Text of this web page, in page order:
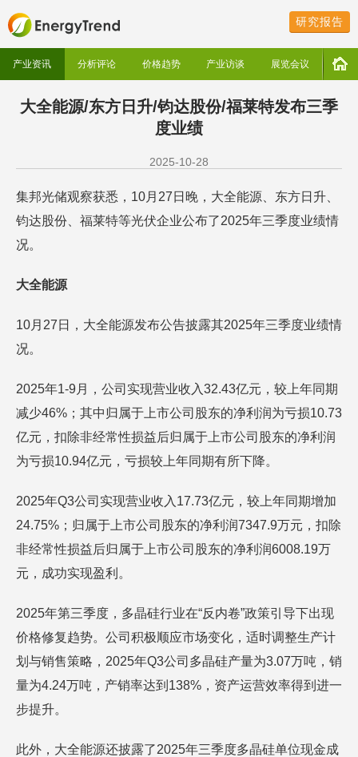
研究报告
产业资讯 分析评论 价格趋势 产业访谈 展览会议
大全能源/东方日升/钧达股份/福莱特发布三季
度业绩
2025-10-28
集邦光储观察获悉，10月27日晚，大全能源、东方日升、
钧达股份、福莱特等光伏企业公布了2025年三季度业绩情
况。
大全能源
10月27日，大全能源发布公告披露其2025年三季度业绩情
况。
2025年1-9月，公司实现营业收入32.43亿元，较上年同期
减少46%；其中归属于上市公司股东的净利润为亏损10.73
亿元，扣除非经常性损益后归属于上市公司股东的净利润
为亏损10.94亿元，亏损较上年同期有所下降。
2025年Q3公司实现营业收入17.73亿元，较上年同期增加
24.75%；归属于上市公司股东的净利润7347.9万元，扣除
非经常性损益后归属于上市公司股东的净利润6008.19万
元，成功实现盈利。
2025年第三季度，多晶硅行业在“反内卷”政策引导下出现
价格修复趋势。公司积极顺应市场变化，适时调整生产计
划与销售策略，2025年Q3公司多晶硅产量为3.07万吨，销
量为4.24万吨，产销率达到138%，资产运营效率得到进一
步提升。
此外，大全能源还披露了2025年三季度多晶硅单位现金成